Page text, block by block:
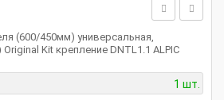
(600/450мм) универсальная,
Kit крепление DNTL1.1 ALPIC
1 шт.